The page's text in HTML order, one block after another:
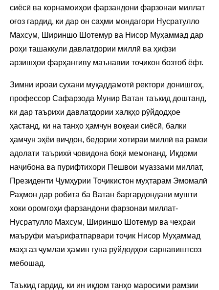
сиёсӣ ва корнамоиҳои фарзандони фарзонаи миллат
оғоз гардид, ки дар он саҳми мондагори Нусратулло
Махсум, Шириншо Шотемур ва Нисор Муҳаммад дар
роҳи ташаккули давлатдории миллӣ ва ҳифзи
арзишҳои фарҳангиву маънавии тоҷикон бозтоб ёфт.
Зимни ироаи сухани муқаддамотӣ ректори донишгоҳ,
профессор Сафарзода Мунир Ватан таъкид доштанд,
ки дар таърихи давлатдории халқҳо рӯйдодҳое
ҳастанд, ки на танҳо ҳамчун воқеаи сиёсӣ, балки
ҳамчун эҳёи виҷдон, бедории хотираи миллӣ ва рамзи
адолати таърихӣ ҷовидона боқӣ мемонанд. Иқдоми
наҷибона ва пурифтихори Пешвои муаззами миллат,
Президенти Ҷумҳурии Тоҷикистон муҳтарам Эмомалӣ
Раҳмон дар робита ба Ватан баргардондани мушти
хоки оромгоҳи фарзандони фарзонаи миллат-
Нусратулло Махсум, Шириншо Шотемур ва чеҳраи
маъруфи маърифатпарвари тоҷик Нисор Муҳаммад
маҳз аз ҷумлаи ҳамин гуна рӯйдодҳои сарнавиштсоз
мебошад.
Таъкид гардид, ки ин иқдом танҳо маросими рамзии